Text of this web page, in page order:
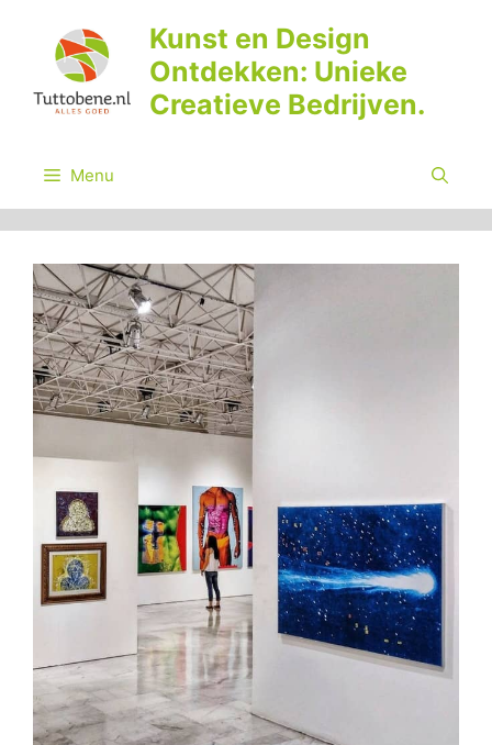
inhoud
Kunst en Design
Ontdekken: Unieke
Creatieve Bedrijven.
Menu